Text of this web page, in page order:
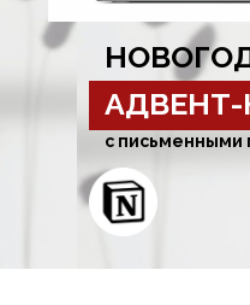
с письменными